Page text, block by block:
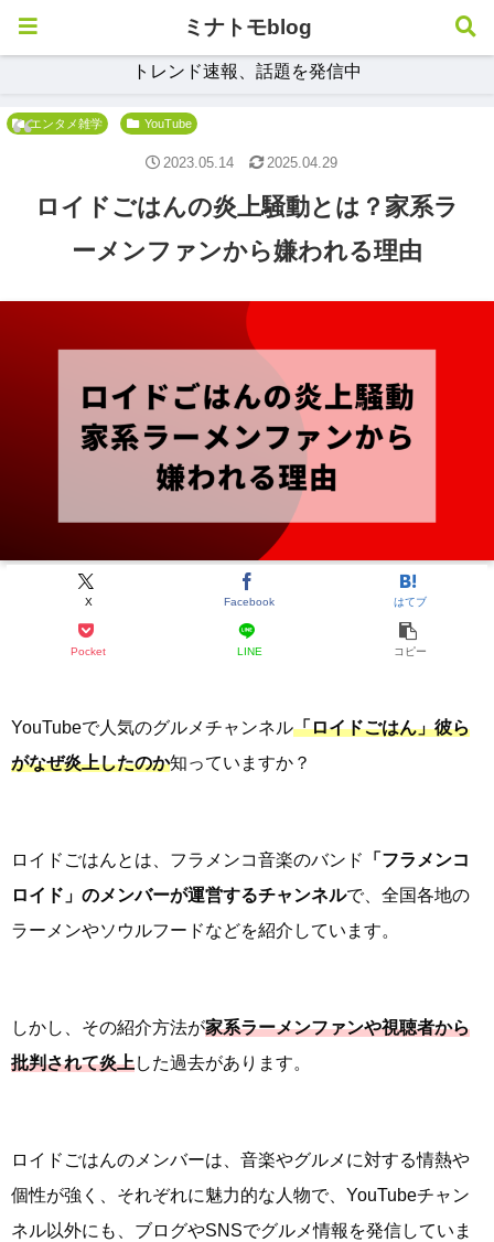
トレンド速報、話題を発信中
エンタメ雑学 YouTube
ロイドごはんの炎上騒動とは？家系ラ
ーメンファンから嫌われる理由
X Facebook はてブ
Pocket LINE コピー
2023.05.14 2025.04.29
YouTubeで人気のグルメチャンネル「ロイドごはん」彼ら
がなぜ炎上したのか知っていますか？
ロイドごはんとは、フラメンコ音楽のバンド
「フラメンコ
ロイド」のメンバーが運営するチャンネルで、全国各地の
ラーメンやソウルフードなどを紹介しています。
しかし、その紹介方法が家系ラーメンファンや視聴者から
批判されて炎上した過去があります。
ロイドごはんのメンバーは、音楽やグルメに対する情熱や
個性が強く、それぞれに魅力的な人物で、YouTubeチャン
ネル以外にも、ブログやSNSでグルメ情報を発信していま
ミナトモblog